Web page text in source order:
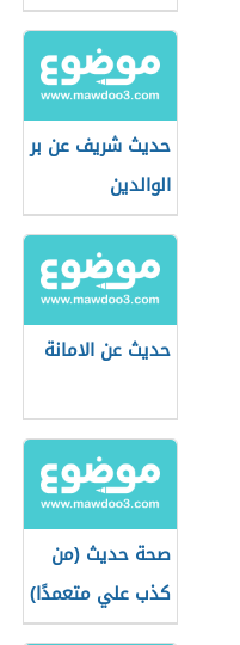
حديث شريف عن بر
الوالدين
حديث عن الامانة
صحة حديث (من
كذب علي متعمدًا)